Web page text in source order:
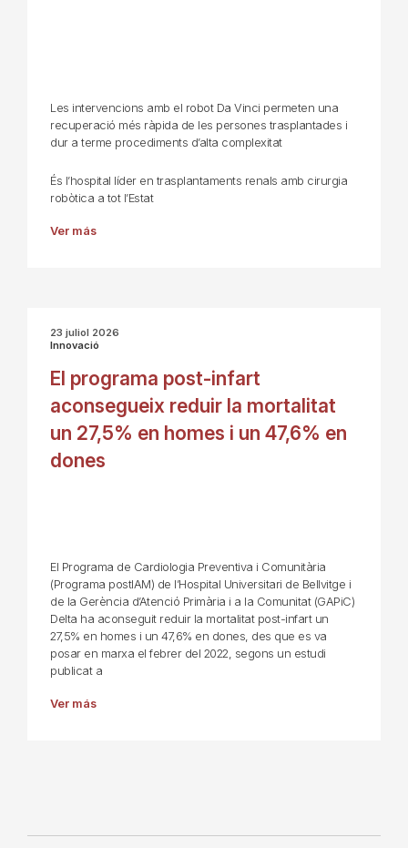
Les intervencions amb el robot Da Vinci permeten una
recuperació més ràpida de les persones trasplantades i
dur a terme procediments d’alta complexitat
És l’hospital líder en trasplantaments renals amb cirurgia
robòtica a tot l’Estat
Ver más
23 juliol 2026
Innovació
El programa post-infart
aconsegueix reduir la mortalitat
un 27,5% en homes i un 47,6% en
dones
El Programa de Cardiologia Preventiva i Comunitària
(Programa postIAM) de l’Hospital Universitari de Bellvitge i
de la Gerència d’Atenció Primària i a la Comunitat (GAPiC)
Delta ha aconseguit reduir la mortalitat post-infart un
27,5% en homes i un 47,6% en dones, des que es va
posar en marxa el febrer del 2022, segons un estudi
publicat a
Ver más